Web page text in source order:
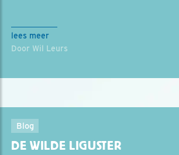
lees meer
Door Wil Leurs
Blog
DE WILDE LIGUSTER